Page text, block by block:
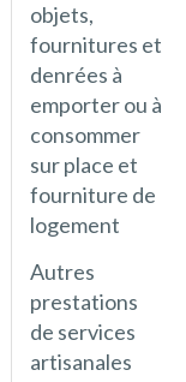
objets,
fournitures et
denrées à
emporter ou à
consommer
sur place et
fourniture de
logement
Autres
prestations
de services
artisanales